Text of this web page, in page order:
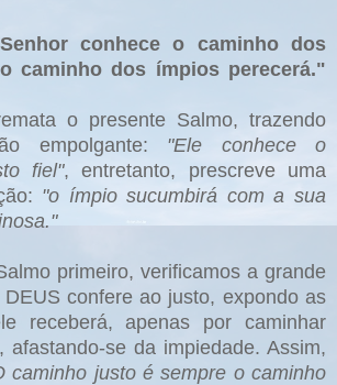
conhece o caminho dos
caminho dos ímpios perecerá."
o presente Salmo, trazendo
empolgante: "Ele conhece o
fiel", entretanto, prescreve uma
"o ímpio sucumbirá com a sua
primeiro, verificamos a grande
confere ao justo, expondo as
receberá, apenas por caminhar
afastando-se da impiedade. Assim,
caminho justo é sempre o caminho